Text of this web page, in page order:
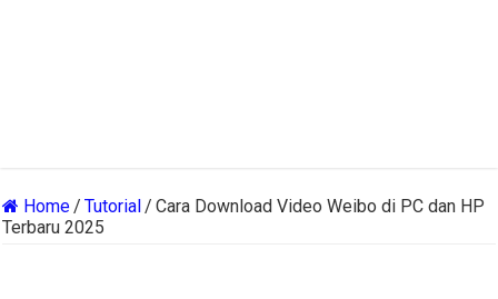
Home/ Tutorial/ Cara Download Video Weibo di PC dan HP
Terbaru 2025